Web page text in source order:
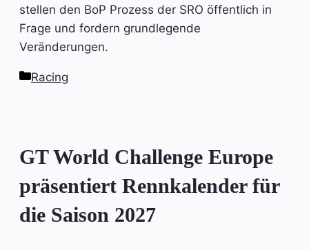
stellen den BoP Prozess der SRO öffentlich in
Frage und fordern grundlegende
Veränderungen.
Kategorien
Racing
GT World Challenge Europe
präsentiert Rennkalender für
die Saison 2027